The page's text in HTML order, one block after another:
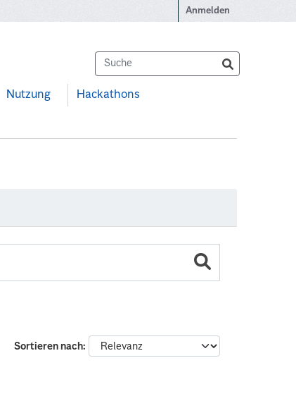
Anmelden
Nutzung Hackathons
Sortieren nach